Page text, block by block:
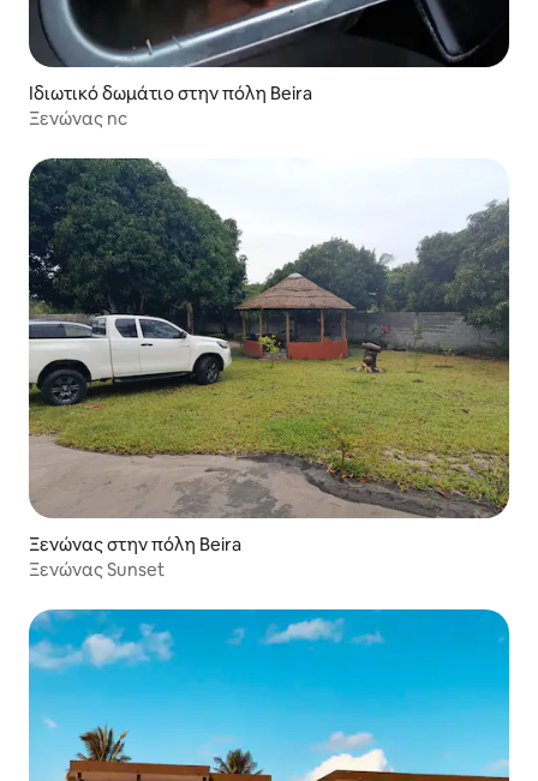
Ιδιωτικό δωμάτιο στην πόλη Beira
Ξενώνας nc
Ξενώνας στην πόλη Beira
Ξενώνας Sunset